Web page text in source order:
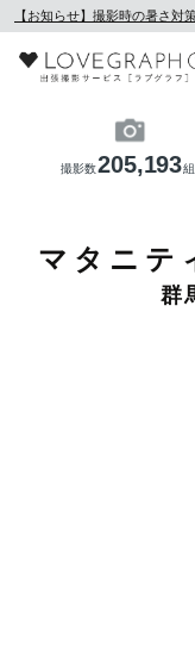
【お知らせ】撮影時の暑さ対
撮影数205,193組
マタニテ
群